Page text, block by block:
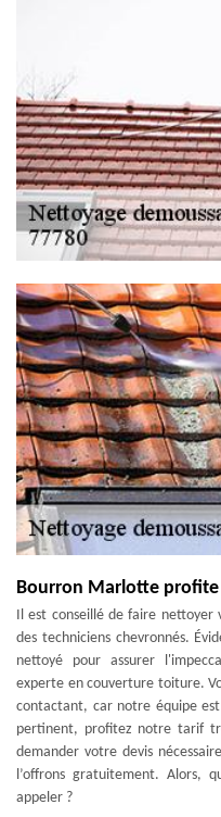
Bourron Marlotte
Il est conseillé de faire
des techniciens chevronnés.
nettoyé pour assurer
experte en couverture toiture.
contactant, car notre équipe
pertinent, profitez notre tarif
demander votre devis
l’offrons gratuitement. Alors,
appeler ?